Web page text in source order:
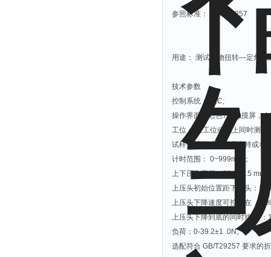
参照标准： GB/T29257
⽤途： 测试织物扭转—定角
技术参数
控制系统：
PLC;
操作界面：彩色7寸触摸屏，
工位：
三⼯位或以上同时测
试样夹持⽅式：磁吸夹持或者
计时范围： 0~999min
；
上下压头直径：89.0±0.5 mm
上压头初始位置距下压头 ：
上压头下降速度可控制在 ：
上压头下降到底的同时旋转：
负荷 ： 0-39.2±1 .0N。
选配符合 GB/T29257 要求的